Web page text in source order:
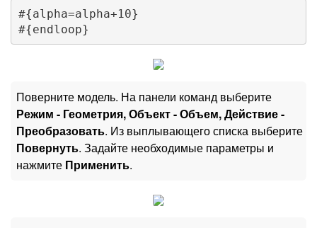
#{alpha=alpha+10}
Поверните модель. На панели команд выберите
Режим - Геометрия, Объект - Объем, Действие -
Преобразовать. Из выплывающего списка выберите
Повернуть. Задайте необходимые параметры и
нажмите Применить.